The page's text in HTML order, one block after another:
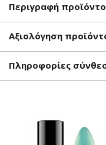
Περιγραφή
Αξιολόγηση
Πληροφορίες